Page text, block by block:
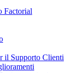
Factorial
il Supporto Clienti